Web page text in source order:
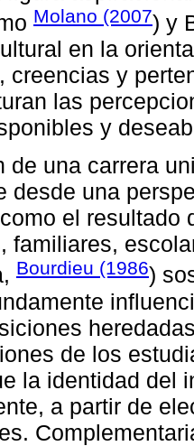
Molano (2007) y
en la
creencias y
las
y
de una carrera
desde una
el resultado
familiares,
Bourdieu (1986)
de los
la identidad del
a partir de